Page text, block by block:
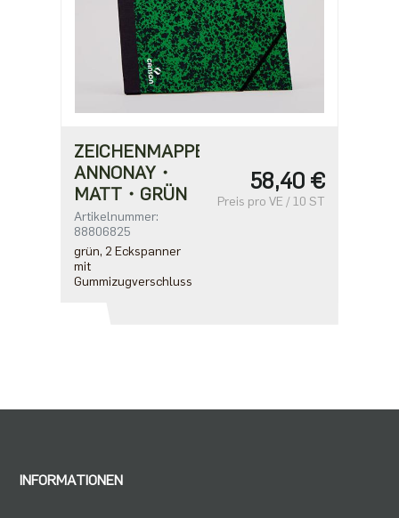
ZEICHENMAPPE
ANNONAY・
MATT・GRÜN
Artikelnummer:
88806825
grün, 2 Eckspanner
mit
Gummizugverschluss
58,40 €
Preis pro VE / 10 ST
INFORMATIONEN